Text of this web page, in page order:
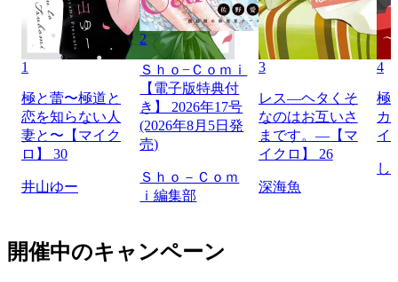
1
極と蕾〜極道と
恋を知らない人
妻と〜【マイク
ロ】 30
井山ゆー
2
Ｓｈｏ−Ｃｏｍｉ
【電子版特典付
き】 2026年17号
(2026年8月5日発
売)
Ｓｈｏ－Ｃｏｍ
ｉ編集部
3
レス―ヘタくそ
なのはお互いさ
まです。―【マ
イクロ】 26
深海魚
4
極
カ
イ
し
開催中のキャンペーン